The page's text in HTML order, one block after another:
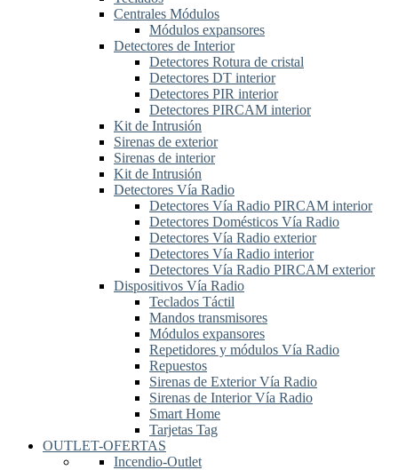
Centrales Módulos
Módulos expansores
Detectores de Interior
Detectores Rotura de cristal
Detectores DT interior
Detectores PIR interior
Detectores PIRCAM interior
Kit de Intrusión
Sirenas de exterior
Sirenas de interior
Kit de Intrusión
Detectores Vía Radio
Detectores Vía Radio PIRCAM interior
Detectores Domésticos Vía Radio
Detectores Vía Radio exterior
Detectores Vía Radio interior
Detectores Vía Radio PIRCAM exterior
Dispositivos Vía Radio
Teclados Táctil
Mandos transmisores
Módulos expansores
Repetidores y módulos Vía Radio
Repuestos
Sirenas de Exterior Vía Radio
Sirenas de Interior Vía Radio
Smart Home
Tarjetas Tag
OUTLET-OFERTAS
Incendio-Outlet